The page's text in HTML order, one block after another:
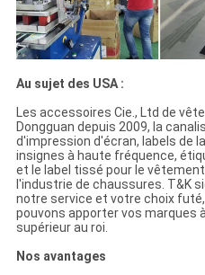
Au sujet des USA :
Les accessoires Cie., Ltd de
Dongguan depuis 2009, la
d'impression d'écran, labels de
insignes à haute fréquence,
et le label tissé pour le
l'industrie de chaussures. T&K
notre service et votre choix
pouvons apporter vos marques
supérieur au roi.
Nos avantages